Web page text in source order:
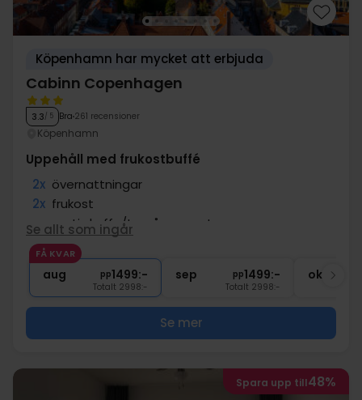
Köpenhamn har mycket att erbjuda
Cabinn Copenhagen
3.3/ 5 Bra 261 recensioner
Köpenhamn
Uppehåll med frukostbuffé
2x övernattningar
2x frukost
∞
gratis kaffe/te på rummet
∞ Gratis internet och parkering
∞ Centralt läge
Se allt som ingår
FÅ KVAR
aug pp1499:-
Totalt 2998:-
sep pp1499:-
Totalt 2998:-
okt
Se mer
Spara upp till48%